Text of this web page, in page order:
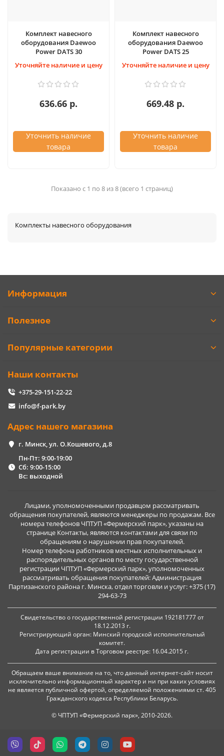
Комплект навесного
оборудования Daewoo
Power DATS 30
Уточняйте наличие и цену
636.66 р.
Уточнить наличие
товара
Комплект навесного
оборудования Daewoo
Power DATS 25
Уточняйте наличие и цену
669.48 р.
Уточнить наличие
товара
Показано с 1 по 8 из 8 (всего 1 страниц)
Комплекты навесного оборудования
Информация
Полезное
Популярные категории
Наши контакты
+375-29-151-22-22
info@f-park.by
Адрес нашего магазина
г. Минск, ул. О.Кошевого, д.8
Пн-Пт: 9:00-19:00
Сб: 9:00-15:00
Вс: выходной
Лицами, уполномоченными продавцом рассматривать
обращения покупателей, являются менеджеры по продажам. Все
номера телефонов ЧПТУП «Фермерский парк», указаны на
странице Контакты, являются контактами для связи по
обращениям о нарушении прав покупателей.
Номер телефона работников местных исполнительных и
распорядительных органов по месту государственной
регистрации ЧПТУП «Фермерский парк», уполномоченных
рассматривать обращения покупателей: Администрация
Партизанского района г. Минска, отдел торговли и услуг: +375 (17)
294-63-73
Свидетельство о государственной регистрации 192181777 от
18.12.2013 г.
Регистрирующий орган: Минский городской исполнительный
комитет.
Дата регистрации в Торговом реестре: 16.04.2015 г.
Обращаем ваше внимание на то, что данный интернет-сайт носит
исключительно информационный характер и ни при каких условиях
не является публичной офертой, определяемой положениями ст. 405
Гражданского кодекса Республики Беларусь.
© ЧПТУП «Фермерский парк», 2010-2026.